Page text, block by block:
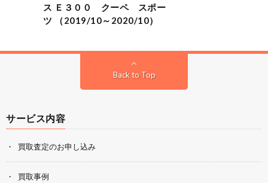
ス Ｅ３００ クーペ スポー
ツ （2019/10～2020/10）
Back to Top
サービス内容
買取査定のお申し込み
買取事例